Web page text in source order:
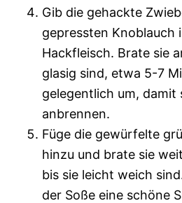
Gib die gehackte
gepressten Knoblauch
Hackfleisch. Brate sie
glasig sind, etwa 5-7
gelegentlich um, damit
anbrennen.
Füge die gewürfelte
hinzu und brate sie
bis sie leicht weich
der Soße eine schöne